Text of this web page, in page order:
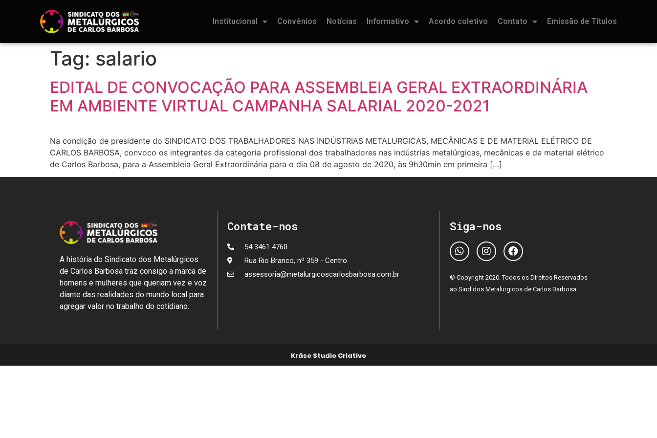
Institucional Convênios Notícias Informativo Acordo coletivo Contato Emissão de Títulos
Tag: salario
EDITAL DE CONVOCAÇÃO PARA ASSEMBLEIA GERAL EXTRAORDINÁRIA
EM AMBIENTE VIRTUAL CAMPANHA SALARIAL 2020-2021
Na condição de presidente do SINDICATO DOS TRABALHADORES NAS INDÚSTRIAS METALURGICAS, MECÂNICAS E DE MATERIAL ELÉTRICO DE
CARLOS BARBOSA, convoco os integrantes da categoria profissional dos trabalhadores nas indústrias metalúrgicas, mecânicas e de material elétrico
de Carlos Barbosa, para a Assembleia Geral Extraordinária para o dia 08 de agosto de 2020, às 9h30min em primeira […]
A história do Sindicato dos Metalúrgicos
de Carlos Barbosa traz consigo a marca de
homens e mulheres que queriam vez e voz
diante das realidades do mundo local para
agregar valor no trabalho do cotidiano.
Contate-nos
54 3461 4760
Rua Rio Branco, nº 359 - Centro
assessoria@metalurgicoscarlosbarbosa.com.br
Siga-nos
© Copyright 2020. Todos os Direitos Reservados
ao Sind.dos Metalurgicos de Carlos Barbosa
Kràse Studio Criativo